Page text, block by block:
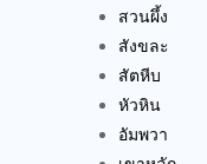
สวนผึ้ง
สังขละ
สัตหีบ
หัวหิน
อัมพวา